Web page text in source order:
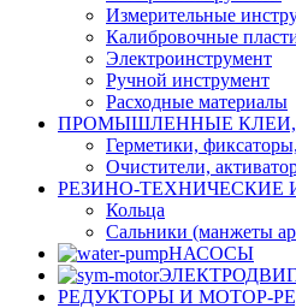
Измерительные
Калибровочные
Электроинструмент
Ручной инструмент
Расходные материалы
ПРОМЫШЛЕННЫЕ КЛЕИ,
Герметики,
Очистители,
РЕЗИНО-ТЕХНИЧЕСКИЕ
Кольца
Сальники (манжеты
НАСОСЫ
РЕДУКТОРЫ И МОТОР-